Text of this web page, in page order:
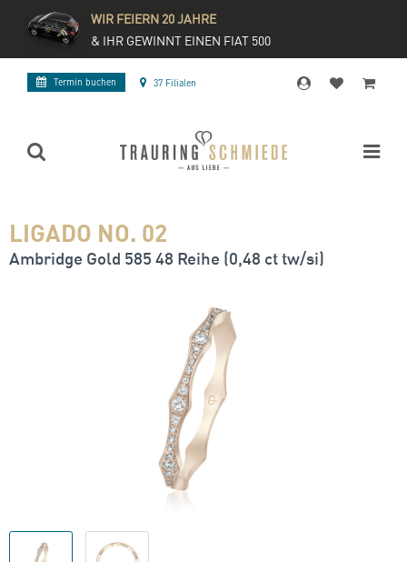
WIR FEIERN 20 JAHRE
& IHR GEWINNT EINEN FIAT 500
Termin buchen 37 Filialen
LIGADO NO. 02
Ambridge Gold 585 48 Reihe (0,48 ct tw/si)